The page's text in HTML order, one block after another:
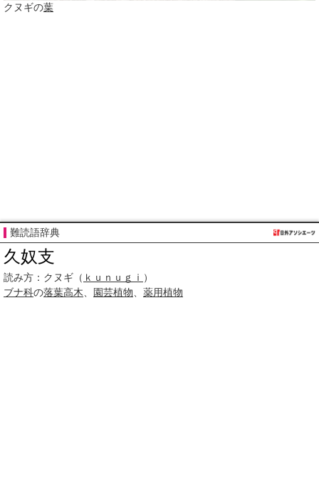
クヌギの葉
難読語辞典
久奴支
読み方： クヌギ（ ｋｕｎｕｇｉ ）
ブナ科の落葉高木 園芸植物 薬用植物